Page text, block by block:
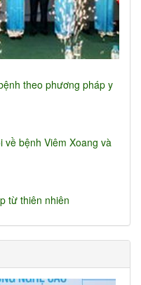
theo phương pháp y
về bệnh Viêm Xoang và
từ thiên nhiên